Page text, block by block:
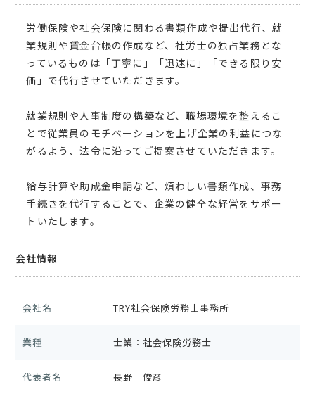
労働保険や社会保険に関わる書類作成や提出代行、就
業規則や賃金台帳の作成など、社労士の独占業務とな
っているものは「丁寧に」「迅速に」「できる限り安
価」で代行させていただきます。
就業規則や人事制度の構築など、職場環境を整えるこ
とで従業員のモチベーションを上げ企業の利益につな
がるよう、法令に沿ってご提案させていただきます。
給与計算や助成金申請など、煩わしい書類作成、事務
手続きを代行することで、企業の健全な経営をサポー
トいたします。
会社情報
会社名 TRY社会保険労務士事務所
業種 士業：社会保険労務士
代表者名 長野 俊彦